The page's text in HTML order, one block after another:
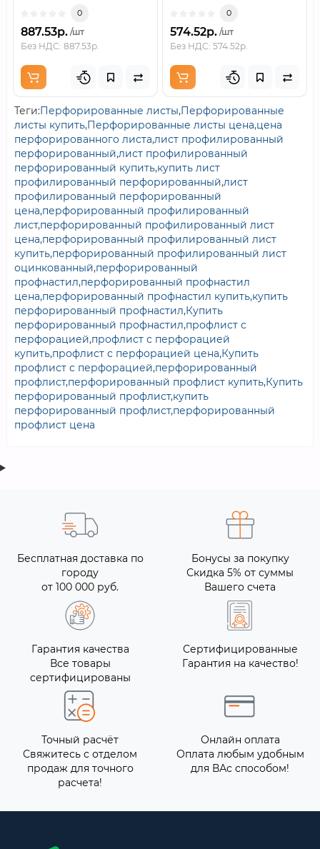
параметрТолщина
металла..
0
887.53р. /шт
Без НДС: 887.53р.
пленкойПланка
снегозадержания
усили..
0
574.52р. /шт
Без НДС: 574.52р.
Теги:Перфорированные листы,Перфорированные
листы купить,Перфорированные листы цена,цена
перфорированного листа,лист профилированный
перфорированный,лист профилированный
перфорированный купить,купить лист
профилированный перфорированный,лист
профилированный перфорированный
цена,перфорированный профилированный
лист,перфорированный профилированный лист
цена,перфорированный профилированный лист
купить,перфорированный профилированный лист
оцинкованный,перфорированный
профнастил,перфорированный профнастил
цена,перфорированный профнастил купить,купить
перфорированный профнастил,Купить
перфорированный профнастил,профлист с
перфорацией,профлист с перфорацией
купить,профлист с перфорацией цена,Купить
профлист с перфорацией,перфорированный
профлист,перфорированный профлист купить,Купить
перфорированный профлист,купить
перфорированный профлист,перфорированный
профлист цена
Бесплатная доставка по
городу
от 100 000 руб.
Бонусы за покупку
Скидка 5% от суммы
Вашего счета
Гарантия качества
Все товары
сертифицированы
Сертифицированные
Гарантия на качество!
Точный расчёт
Свяжитесь с отделом
продаж для точного
расчета!
Онлайн оплата
Оплата любым удобным
для ВАс способом!